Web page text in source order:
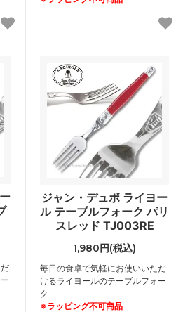
ジャン・デュボ ライヨー
ル テーブルフォーク パリ
スレッド TJ003RE
1,980円(税込)
毎日の食卓で気軽にお使いいただ
けるライヨールのテーブルフォー
ク
※ラッピング不可商品